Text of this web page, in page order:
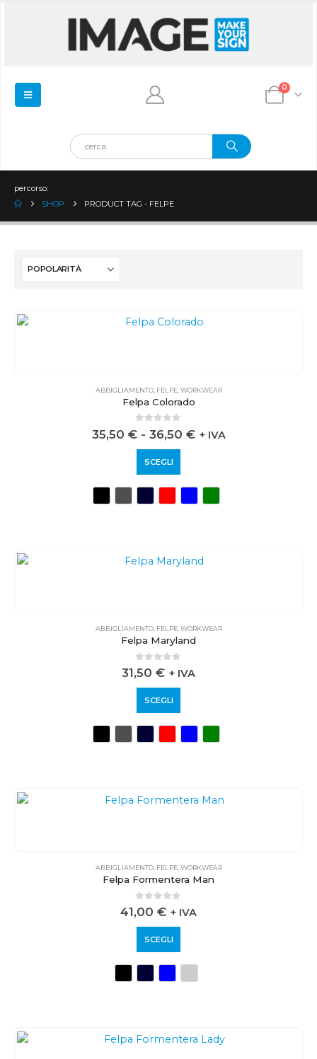
0
percorso:
SHOP
PRODUCT TAG - FELPE
ABBIGLIAMENTO, FELPE, WORKWEAR
Felpa Colorado
0 out of 5
35,50 € - 36,50 € + IVA
SCEGLI
ABBIGLIAMENTO, FELPE,WORKWEAR
Felpa Maryland
0out of 5
31,50 € + IVA
SCEGLI
ABBIGLIAMENTO, FELPE, WORKWEAR
Felpa Formentera Man
0out of 5
41,00 € + IVA
SCEGLI